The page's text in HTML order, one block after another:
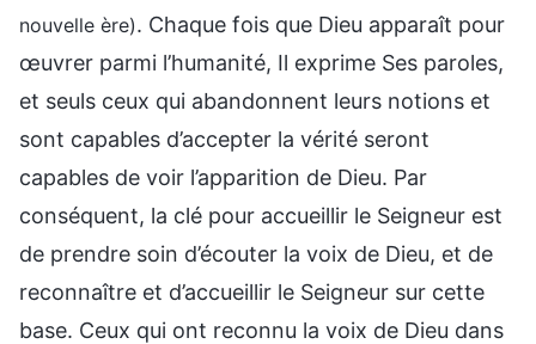
nouvelle ère). Chaque fois que Dieu apparaît pour
œuvrer parmi l’humanité, Il exprime Ses paroles,
et seuls ceux qui abandonnent leurs notions et
sont capables d’accepter la vérité seront
capables de voir l’apparition de Dieu. Par
conséquent, la clé pour accueillir le Seigneur est
de prendre soin d’écouter la voix de Dieu, et de
reconnaître et d’accueillir le Seigneur sur cette
base. Ceux qui ont reconnu la voix de Dieu dans